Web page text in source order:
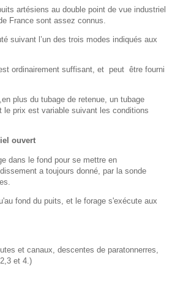
artésiens au double point de vue industriel
France sont assez connus.
suivant l’un des trois modes indiqués aux
ordinairement suffisant, et peut être fourni
plus du tubage de retenue, un tubage
le prix est variable suivant les conditions
ouvert
dans le fond pour se mettre en
a toujours donné, par la sonde
fond du puits, et le forage s'exécute aux
et canaux, descentes de paratonnerres,
et 4.)